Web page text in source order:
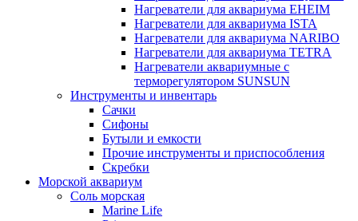
Нагреватели для аквариума EHEIM
Нагреватели для аквариума ISTA
Нагреватели для аквариума NARIBO
Нагреватели для аквариума TETRA
Нагреватели аквариумные с
терморегулятором SUNSUN
Инструменты и инвентарь
Сачки
Сифоны
Бутыли и емкости
Прочие инструменты и приспособления
Скребки
Морской аквариум
Соль морская
Marine Life